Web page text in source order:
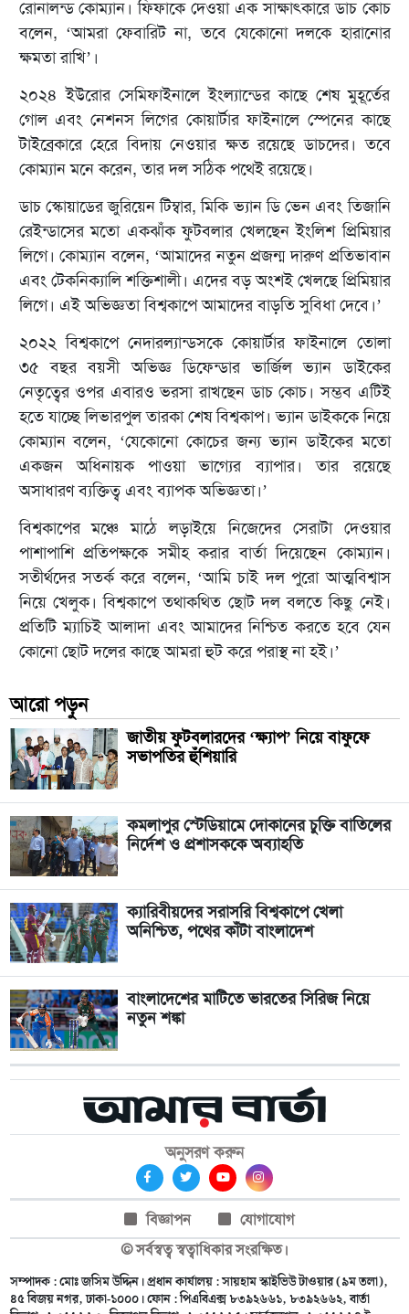
রোনালন্ড কোম্যান। ফিফাকে দেওয়া এক সাক্ষাৎকারে ডাচ কোচ
বলেন, ‘আমরা ফেবারিট না, তবে যেকোনো দলকে হারানোর
ক্ষমতা রাখি’।
২০২৪ ইউরোর সেমিফাইনালে ইংল্যান্ডের কাছে শেষ মুহূর্তের
গোল এবং নেশনস লিগের কোয়ার্টার ফাইনালে স্পেনের কাছে
টাইব্রেকারে হেরে বিদায় নেওয়ার ক্ষত রয়েছে ডাচদের। তবে
কোম্যান মনে করেন, তার দল সঠিক পথেই রয়েছে।
ডাচ স্কোয়াডের জুরিয়েন টিম্বার, মিকি ভ্যান ডি ভেন এবং তিজানি
রেইন্ডাসের মতো একঝাঁক ফুটবলার খেলছেন ইংলিশ প্রিমিয়ার
লিগে। কোম্যান বলেন, ‘আমাদের নতুন প্রজন্ম দারুণ প্রতিভাবান
এবং টেকনিক্যালি শক্তিশালী। এদের বড় অংশই খেলছে প্রিমিয়ার
লিগে। এই অভিজ্ঞতা বিশ্বকাপে আমাদের বাড়তি সুবিধা দেবে।’
২০২২ বিশ্বকাপে নেদারল্যান্ডসকে কোয়ার্টার ফাইনালে তোলা
৩৫ বছর বয়সী অভিজ্ঞ ডিফেন্ডার ভার্জিল ভ্যান ডাইকের
নেতৃত্বের ওপর এবারও ভরসা রাখছেন ডাচ কোচ। সম্ভব এটিই
হতে যাচ্ছে লিভারপুল তারকা শেষ বিশ্বকাপ। ভ্যান ডাইককে নিয়ে
কোম্যান বলেন, ‘যেকোনো কোচের জন্য ভ্যান ডাইকের মতো
একজন অধিনায়ক পাওয়া ভাগ্যের ব্যাপার। তার রয়েছে
অসাধারণ ব্যক্তিত্ব এবং ব্যাপক অভিজ্ঞতা।’
বিশ্বকাপের মঞ্চে মাঠে লড়াইয়ে নিজেদের সেরাটা দেওয়ার
পাশাপাশি প্রতিপক্ষকে সমীহ করার বার্তা দিয়েছেন কোম্যান।
সতীর্থদের সতর্ক করে বলেন, ‘আমি চাই দল পুরো আত্মবিশ্বাস
নিয়ে খেলুক। বিশ্বকাপে তথাকথিত ছোট দল বলতে কিছু নেই।
প্রতিটি ম্যাচিই আলাদা এবং আমাদের নিশ্চিত করতে হবে যেন
কোনো ছোট দলের কাছে আমরা হুট করে পরাস্থ না হই।’
আরো পড়ুন
জাতীয় ফুটবলারদের ‘ক্ষ্যাপ’ নিয়ে বাফুফে
সভাপতির হুঁশিয়ারি
কমলাপুর স্টেডিয়ামে দোকানের চুক্তি বাতিলের
নির্দেশ ও প্রশাসককে অব্যাহতি
ক্যারিবীয়দের সরাসরি বিশ্বকাপে খেলা
অনিশ্চিত, পথের কাঁটা বাংলাদেশ
বাংলাদেশের মাটিতে ভারতের সিরিজ নিয়ে
নতুন শঙ্কা
অনুসরণ করুন
বিজ্ঞাপন
যোগাযোগ
© সর্বস্বত্ব স্বত্বাধিকার সংরক্ষিত।
সম্পাদক : মোঃ জসিম উদ্দিন। প্রধান কার্যালয় : সায়হাম স্কাইভিউ টাওয়ার (৯ম তলা),
৪৫ বিজয় নগর, ঢাকা-১০০০। ফোন : পিএবিএক্স ৮৩৯২৬৬১, ৮৩৯২৬৬২, বার্তা